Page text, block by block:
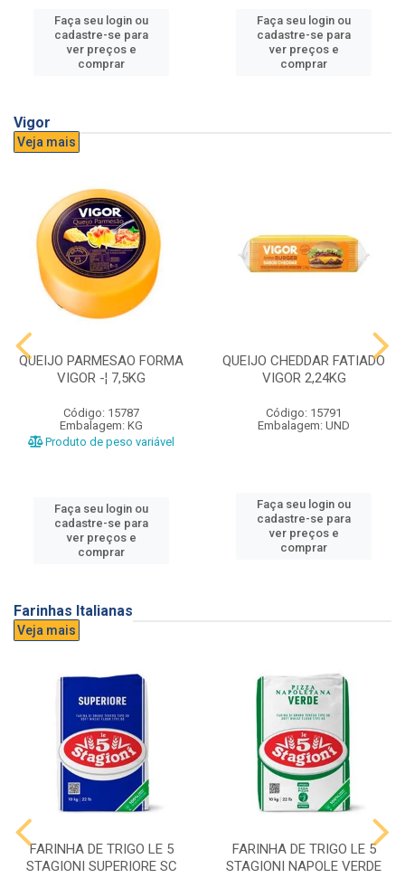
Faça seu login ou
cadastre-se para
ver preços e
comprar
Faça seu login ou
cadastre-se para
ver preços e
comprar
Vigor
Veja mais
QUEIJO PARMESAO FORMA
VIGOR -¦ 7,5KG
Código: 15787
Embalagem: KG
Produto de peso variável
Faça seu login ou
cadastre-se para
ver preços e
comprar
QUEIJO CHEDDAR FATIADO
VIGOR 2,24KG
Código: 15791
Embalagem: UND
Faça seu login ou
cadastre-se para
ver preços e
comprar
Farinhas Italianas
Veja mais
FARINHA DE TRIGO LE 5
STAGIONI SUPERIORE SC
FARINHA DE TRIGO LE 5
STAGIONI NAPOLE VERDE